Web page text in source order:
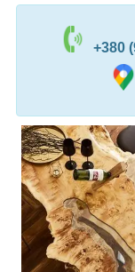
+380